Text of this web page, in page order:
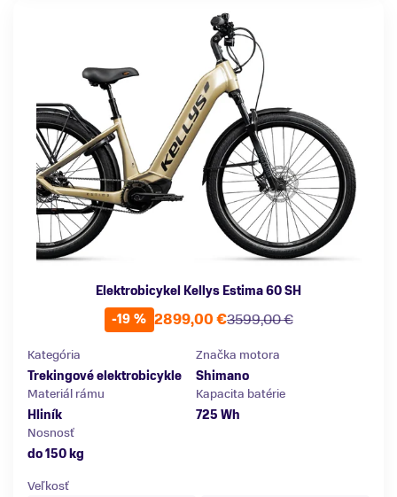
Elektrobicykel Kellys Estima 60 SH
-19 %
3599,00 €
2899,00 €
Kategória
Trekingové elektrobicykle
Značka motora
Shimano
Materiál rámu
Hliník
Kapacita batérie
725 Wh
Nosnosť
do 150 kg
Veľkosť